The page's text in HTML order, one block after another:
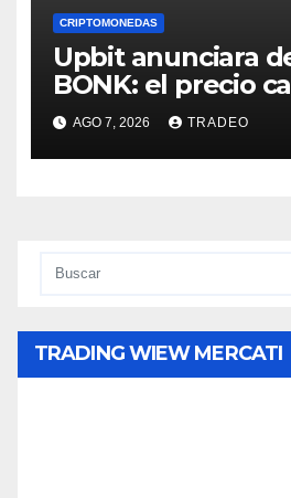
CRIPTOMONEDAS
Upbit anunciara
BONK: el precio
mínimos 3 años
AGO 7, 2026 TRADEO
TRADING WIEW MERCATI